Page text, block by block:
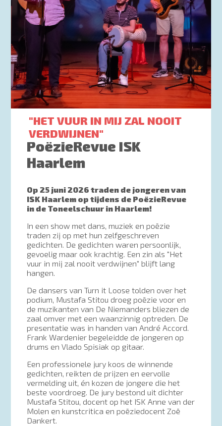
"HET VUUR IN MIJ ZAL NOOIT
VERDWIJNEN"
PoëzieRevue ISK
Haarlem
Op 25 juni 2026 traden de jongeren van
ISK Haarlem op tijdens de PoëzieRevue
in de Toneelschuur in Haarlem!
In een show met dans, muziek en poëzie
traden zij op met hun zelfgeschreven
gedichten. De gedichten waren persoonlijk,
gevoelig maar ook krachtig. Een zin als "Het
vuur in mij zal nooit verdwijnen" blijft lang
hangen.
De dansers van Turn it Loose tolden over het
podium, Mustafa Stitou droeg poëzie voor en
de muzikanten van De Niemanders bliezen de
zaal omver met een waanzinnig optreden. De
presentatie was in handen van André Accord.
Frank Wardenier begeleidde de jongeren op
drums en Vlado Spisiak op gitaar.
Een professionele jury koos de winnende
gedichten, reikten de prijzen en eervolle
vermelding uit, én kozen de jongere die het
beste voordroeg. De jury bestond uit dichter
Mustafa Stitou, docent op het ISK Anne van der
Molen en kunstcritica en poëziedocent Zoë
Dankert.